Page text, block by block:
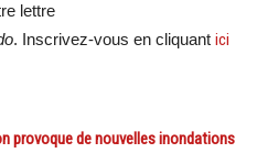
lettre
. Inscrivez-vous en cliquant ici
provoque de nouvelles inondations